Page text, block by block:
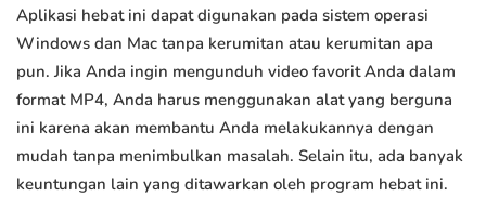
Aplikasi hebat ini dapat digunakan pada sistem operasi
Windows dan Mac tanpa kerumitan atau kerumitan apa
pun. Jika Anda ingin mengunduh video favorit Anda dalam
format MP4, Anda harus menggunakan alat yang berguna
ini karena akan membantu Anda melakukannya dengan
mudah tanpa menimbulkan masalah. Selain itu, ada banyak
keuntungan lain yang ditawarkan oleh program hebat ini.